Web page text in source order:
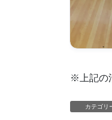
※上記の
カテゴリ